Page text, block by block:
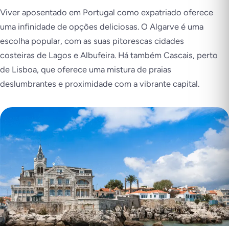
Viver aposentado em Portugal como expatriado oferece
uma infinidade de opções deliciosas. O Algarve é uma
escolha popular, com as suas pitorescas cidades
costeiras de Lagos e Albufeira. Há também Cascais, perto
de Lisboa, que oferece uma mistura de praias
deslumbrantes e proximidade com a vibrante capital.